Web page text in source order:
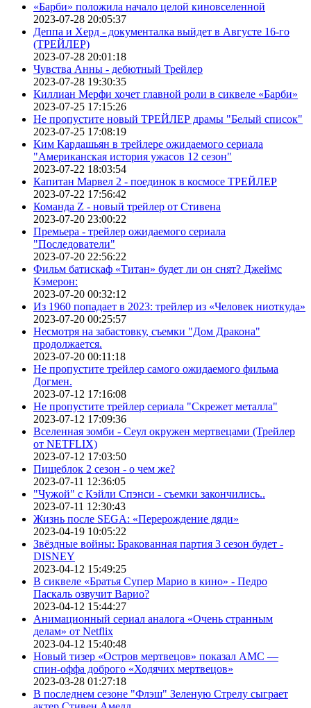
«Барби» положила начало целой киновселенной
2023-07-28 20:05:37
Деппа и Херд - документалка выйдет в Августе 16-го
(ТРЕЙЛЕР)
2023-07-28 20:01:18
Чувства Анны - дебютный Трейлер
2023-07-28 19:30:35
Киллиан Мерфи хочет главной роли в сиквеле «Барби»
2023-07-25 17:15:26
Не пропустите новый ТРЕЙЛЕР драмы "Белый список"
2023-07-25 17:08:19
Ким Кардашьян в трейлере ожидаемого сериала
"Американская история ужасов 12 сезон"
2023-07-22 18:03:54
Капитан Марвел 2 - поединок в космосе ТРЕЙЛЕР
2023-07-22 17:56:42
Команда Z - новый трейлер от Стивена
2023-07-20 23:00:22
Премьера - трейлер ожидаемого сериала
"Последователи"
2023-07-20 22:56:22
Фильм батискаф «Титан» будет ли он снят? Джеймс
Кэмерон:
2023-07-20 00:32:12
Из 1960 попадает в 2023: трейлер из «Человек ниоткуда»
2023-07-20 00:25:57
Несмотря на забастовку, съемки "Дом Дракона"
продолжается.
2023-07-20 00:11:18
Не пропустите трейлер самого ожидаемого фильма
Догмен.
2023-07-12 17:16:08
Не пропустите трейлер сериала "Скрежет металла"
2023-07-12 17:09:36
Вселенная зомби - Сеул окружен мертвецами (Трейлер
от NETFLIX)
2023-07-12 17:03:50
Пищеблок 2 сезон - о чем же?
2023-07-11 12:36:05
"Чужой" с Кэйли Спэнси - съемки закончились..
2023-07-11 12:30:43
Жизнь после SEGA: «Перерождение дяди»
2023-04-19 10:05:22
Звёздные войны: Бракованная партия 3 сезон будет -
DISNEY
2023-04-12 15:49:25
В сиквеле «Братья Супер Марио в кино» - Педро
Паскаль озвучит Варио?
2023-04-12 15:44:27
Анимационный сериал аналога «Очень странным
делам» от Netflix
2023-04-12 15:40:48
Новый тизер «Остров мертвецов» показал АМС —
спин-оффа доброго «Ходячих мертвецов»
2023-03-28 01:27:18
В последнем сезоне "Флэш" Зеленую Стрелу сыграет